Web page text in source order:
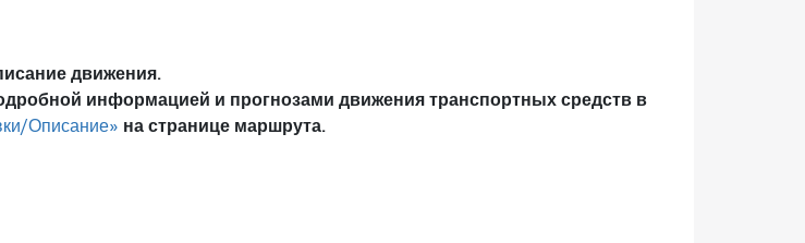
движения.
информацией и прогнозами движения транспортных средств в
Описание» на странице маршрута.